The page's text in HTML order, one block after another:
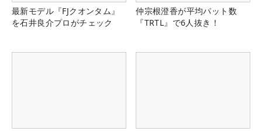
最新モデル『FJクオンタム』
を石井良介プロがチェック
仲宗根澄香が平均パット数
『TRTL』で6人抜き！